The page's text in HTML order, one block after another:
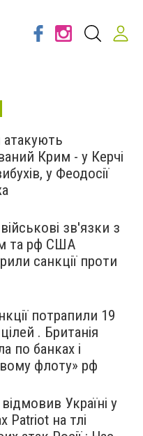
Крим - у Керчі
у Феодосії
зв'язки з
та рф США
санкції проти
потрапили 19
. Британія
по банках і
флоту» рф
Україні у
Patriot на тлі